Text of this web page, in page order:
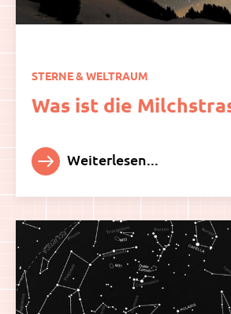
STERNE & WELTRAUM
Was ist die
Weiterlesen...